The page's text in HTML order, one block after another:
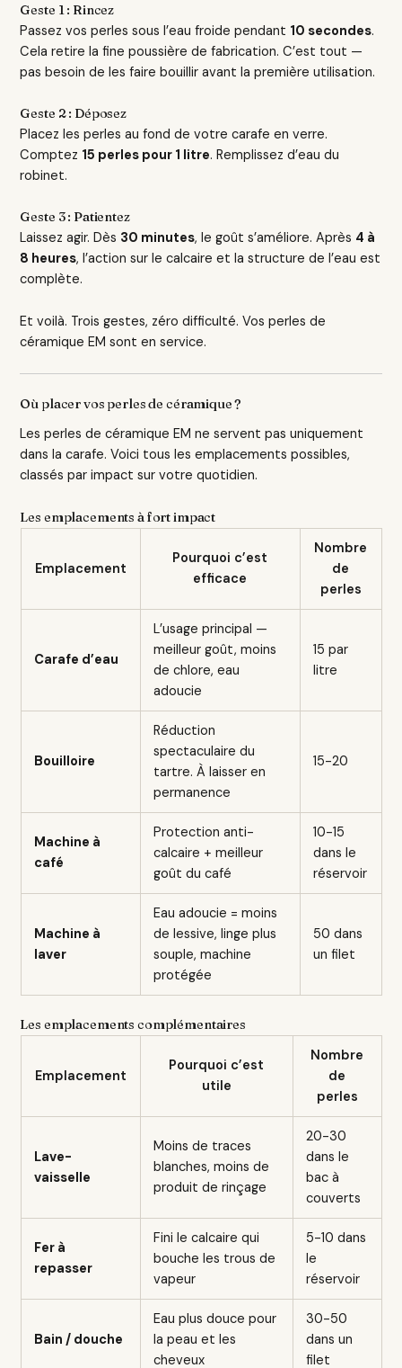
Geste 1 : Rincez
Passez vos perles sous l’eau froide pendant 10 secondes.
Cela retire la fine poussière de fabrication. C’est tout —
pas besoin de les faire bouillir avant la première utilisation.
Geste 2 : Déposez
Placez les perles au fond de votre carafe en verre.
Comptez 15 perles pour 1 litre. Remplissez d’eau du
robinet.
Geste 3 : Patientez
Laissez agir. Dès 30 minutes, le goût s’améliore. Après 4 à
8 heures, l’action sur le calcaire et la structure de l’eau est
complète.
Et voilà. Trois gestes, zéro difficulté. Vos perles de
céramique EM sont en service.
Où placer vos perles de céramique ?
Les perles de céramique EM ne servent pas uniquement
dans la carafe. Voici tous les emplacements possibles,
classés par impact sur votre quotidien.
Les emplacements à fort impact
Emplacement
Pourquoi c’est
efficace
Nombre
de
perles
Carafe d’eau
L’usage principal —
meilleur goût, moins
de chlore, eau
adoucie
15 par
litre
Bouilloire
Réduction
spectaculaire du
tartre. À laisser en
permanence
15-20
Machine à
café
Protection anti-
calcaire + meilleur
goût du café
10-15
dans le
réservoir
Machine à
laver
Eau adoucie = moins
de lessive, linge plus
souple, machine
protégée
50 dans
un filet
Les emplacements complémentaires
Emplacement
Pourquoi c’est
utile
Nombre
de
perles
Lave-
vaisselle
Moins de traces
blanches, moins de
produit de rinçage
20-30
dans le
bac à
couverts
Fer à
repasser
Fini le calcaire qui
bouche les trous de
vapeur
5-10 dans
le
réservoir
Bain / douche
Eau plus douce pour
la peau et les
cheveux
30-50
dans un
filet